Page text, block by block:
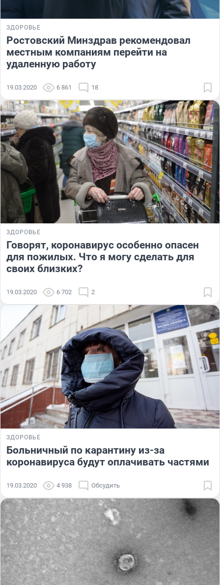
ЗДОРОВЬЕ
Ростовский Минздрав рекомендовал
местным компаниям перейти на
удаленную работу
19.03.2020 6 861 18
ЗДОРОВЬЕ
Говорят, коронавирус особенно опасен
для пожилых. Что я могу сделать для
своих близких?
19.03.2020 6 702 2
ЗДОРОВЬЕ
Больничный по карантину из-за
коронавируса будут оплачивать частями
19.03.2020 4 938 Обсудить